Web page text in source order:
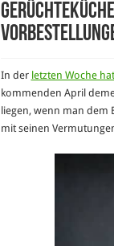
In der letzten Woche
kommenden April
liegen, wenn man dem
mit seinen